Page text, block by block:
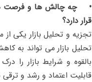
• چه چالش ها و فرصت
قرار دارد؟
تجزیه و تحلیل بازار یکی
تحلیل بازار می تواند به
بالقوه و شرایط بازار را
قابلیت اعتماد و رشد و